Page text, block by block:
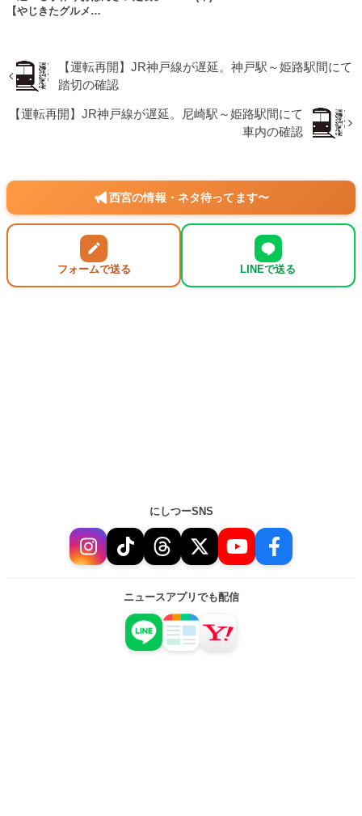
【やじきたグルメ…
【運転再開】JR神戸線が遅延。神戸駅～姫路駅間にて
踏切の確認
【運転再開】JR神戸線が遅延。尼崎駅～姫路駅間にて
車内の確認
西宮の情報・ネタ待ってます〜
フォームで送る LINEで送る
にしつーSNS
ニュースアプリでも配信